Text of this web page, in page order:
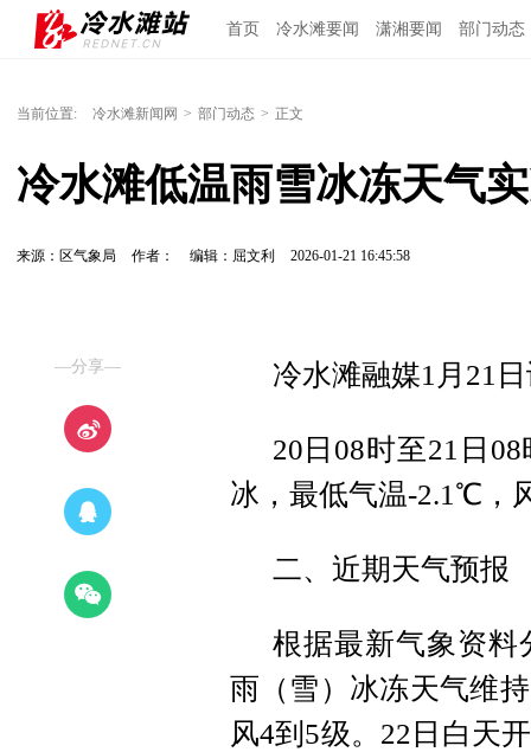
首页 冷水滩要闻 潇湘要闻 部门动态
当前位置: 冷水滩新闻网 > 部门动态 > 正文
冷水滩低温雨雪冰冻天气
来源：区气象局 作者： 编辑：屈文利 2026-01-21 16:45:58
—分享— 冷水滩融媒1月21
20日08时至21日
冰，最低气温-2.1℃，
二、近期天气预报
根据最新气象资料
雨（雪）冰冻天气维
风4到5级。22日白天